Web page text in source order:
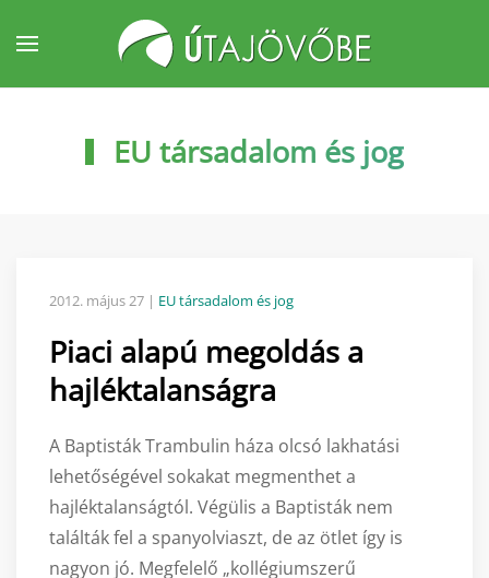
Fő tartalom átugrása
EU társadalom és jog
2012. május 27 | EU társadalom és jog
Piaci alapú megoldás a
hajléktalanságra
A Baptisták Trambulin háza olcsó lakhatási
lehetőségével sokakat megmenthet a
hajléktalanságtól. Végülis a Baptisták nem
találták fel a spanyolviaszt, de az ötlet így is
nagyon jó. Megfelelő „kollégiumszerű